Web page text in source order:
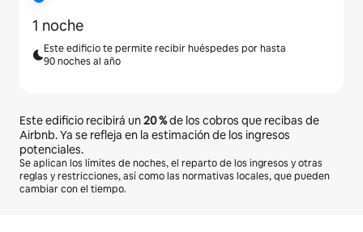
1 noche
Este edificio te permite recibir huéspedes por hasta
90 noches al año
Este edificio recibirá un20 %de los cobros que recibas de
Airbnb. Ya se refleja en la estimación de los ingresos
potenciales.
Se aplican los límites de noches, el reparto de los ingresos y otras
reglas y restricciones, así como las normativas locales, que pueden
cambiar con el tiempo.